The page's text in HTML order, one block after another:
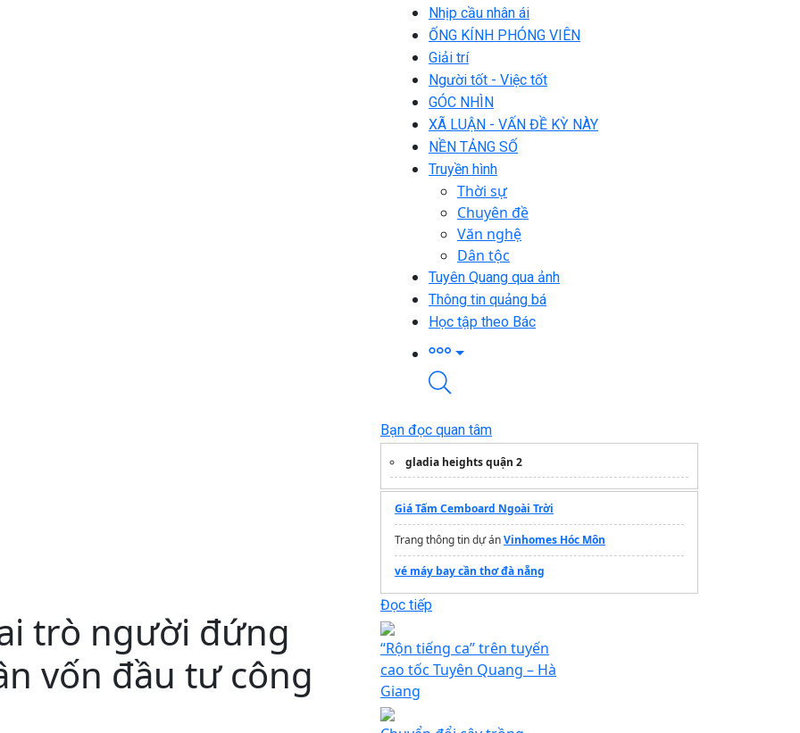
Nhịp cầu nhân ái
ỐNG KÍNH PHÓNG VIÊN
Giải trí
Người tốt - Việc tốt
GÓC NHÌN
XÃ LUẬN - VẤN ĐỀ KỲ NÀY
NỀN TẢNG SỐ
Truyền hình
Thời sự
Chuyên đề
Văn nghệ
Dân tộc
Tuyên Quang qua ảnh
Thông tin quảng bá
Học tập theo Bác
trò người đứng
vốn đầu tư công
Bạn đọc quan tâm
gladia heights quận 2
Giá Tấm Cemboard Ngoài Trời
Trang thông tin dự ánVinhomes Hóc Môn
vé máy bay cần thơ đà nẵng
Đọc tiếp
“Rộn tiếng ca” trên tuyến
cao tốc Tuyên Quang – Hà
Giang